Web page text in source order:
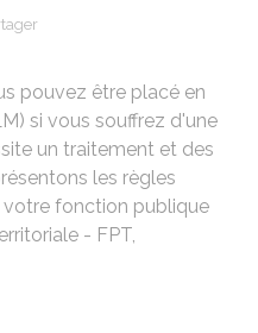
pouvez être placé en
si vous souffrez d'une
un traitement et des
les règles
fonction publique
- FPT,